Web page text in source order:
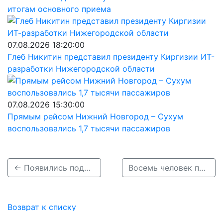
итогам основного приема
07.08.2026 18:20:00
Глеб Никитин представил президенту Киргизии ИТ-
разработки Нижегородской области
07.08.2026 15:30:00
Прямым рейсом Нижний Новгород – Сухум
воспользовались 1,7 тысячи пассажиров
← Появились подробности автокатастрофы с погибшими в Навашинском округе Восемь человек погибли в автокатастрофе в Навашинском округе →
Возврат к списку